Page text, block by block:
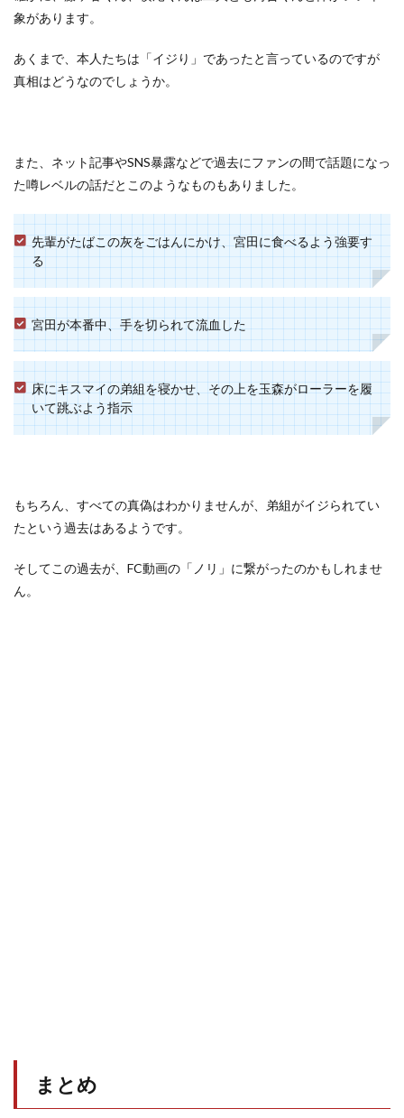
象があります。
あくまで、本人たちは「イジり」であったと言っているのですが
真相はどうなのでしょうか。
また、ネット記事やSNS暴露などで過去にファンの間で話題になっ
た噂レベルの話だとこのようなものもありました。
先輩がたばこの灰をごはんにかけ、宮田に食べるよう強要す
る
宮田が本番中、手を切られて流血した
床にキスマイの弟組を寝かせ、その上を玉森がローラーを履
いて跳ぶよう指示
もちろん、すべての真偽はわかりませんが、弟組がイジられてい
たという過去はあるようです。
そしてこの過去が、FC動画の「ノリ」に繋がったのかもしれませ
ん。
まとめ